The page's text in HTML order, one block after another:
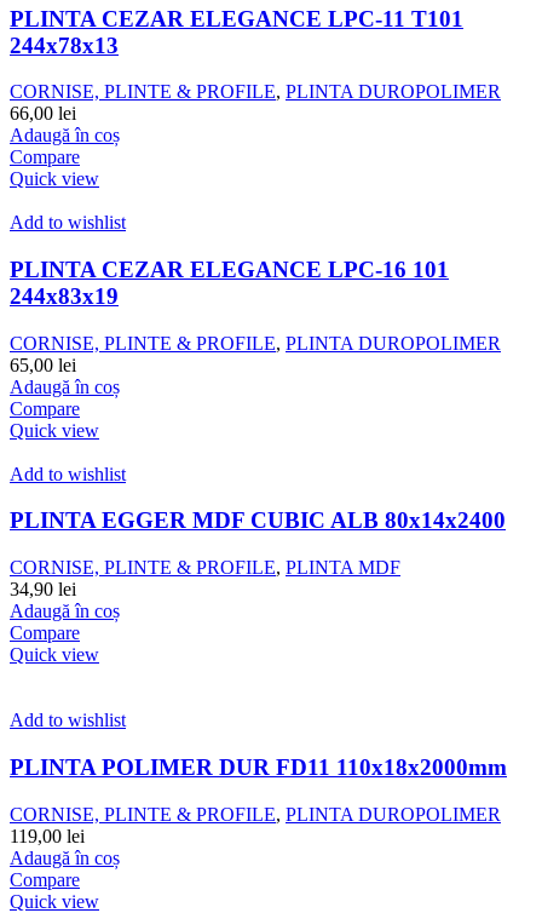
PLINTA CEZAR ELEGANCE LPC-11 T101
244x78x13
CORNISE, PLINTE & PROFILE, PLINTA DUROPOLIMER
66,00 lei
Adaugă în coș
Compare
Quick view
Add to wishlist
PLINTA CEZAR ELEGANCE LPC-16 101
244x83x19
CORNISE, PLINTE & PROFILE, PLINTA DUROPOLIMER
65,00 lei
Adaugă în coș
Compare
Quick view
Add to wishlist
PLINTA EGGER MDF CUBIC ALB 80x14x2400
CORNISE, PLINTE & PROFILE, PLINTA MDF
34,90 lei
Adaugă în coș
Compare
Quick view
Add to wishlist
PLINTA POLIMER DUR FD11 110x18x2000mm
CORNISE, PLINTE & PROFILE, PLINTA DUROPOLIMER
119,00 lei
Adaugă în coș
Compare
Quick view